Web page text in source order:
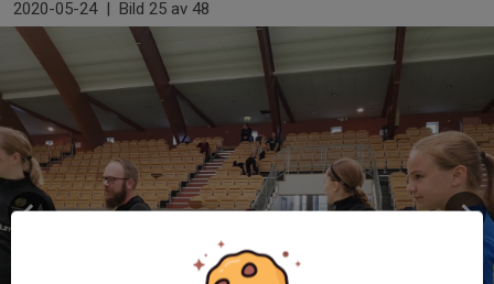
2020-05-24 | Bild 25 av 48